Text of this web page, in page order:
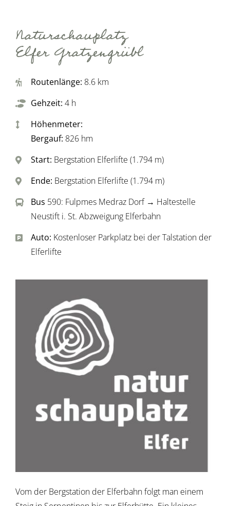
Naturschauplatz
Elfer Gratzengrübl
Routenlänge: 8.6 km
Gehzeit: 4 h
Höhenmeter:
Bergauf: 826 hm
Start: Bergstation Elferlifte (1.794 m)
Ende: Bergstation Elferlifte (1.794 m)
Bus 590: Fulpmes Medraz Dorf → Haltestelle
Neustift i. St. Abzweigung Elferbahn
Auto: Kostenloser Parkplatz bei der Talstation der
Elferlifte
Vom der Bergstation der Elferbahn folgt man einem